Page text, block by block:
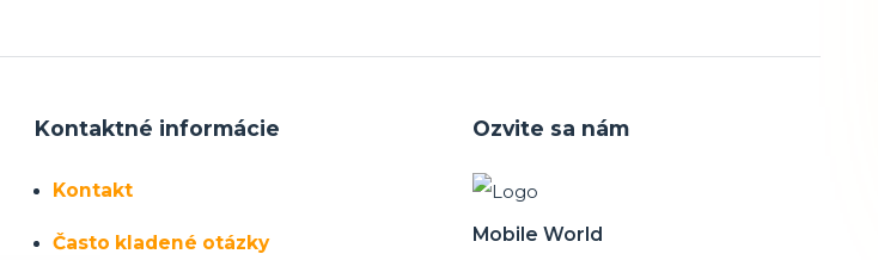
Kontaktné informácie
Kontakt
Často kladené otázky
Ozvite sa nám
Mobile World